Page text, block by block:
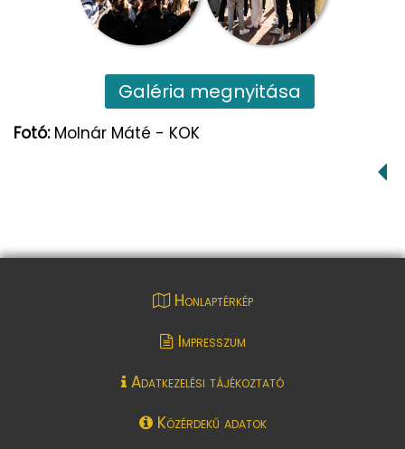
Galéria megnyitása
Fotó: Molnár Máté - KOK
Honlaptérkép
Impresszum
Adatkezelési tájékoztató
Közérdekű adatok